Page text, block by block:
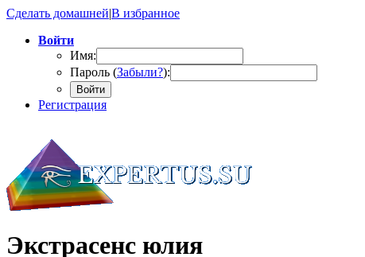
Сделать домашней|В избранное
Войти
Имя:
Пароль (Забыли?):
Войти
Регистрация
Экстрасенс юлия